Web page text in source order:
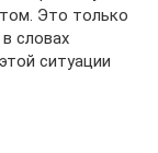
Это только
словах
ситуации